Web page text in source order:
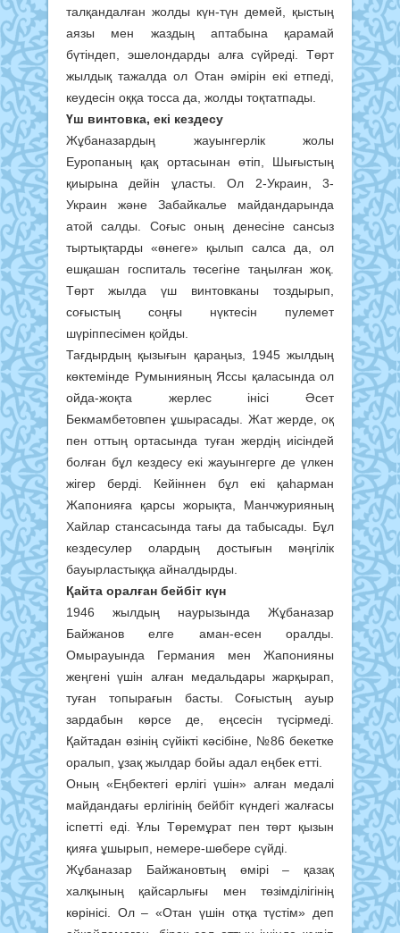
талқандалған жолды күн-түн демей, қыстың
аязы мен жаздың аптабына қарамай
бүтіндеп, эшелондарды алға сүйреді. Төрт
жылдық тажалда ол Отан әмірін екі етпеді,
кеудесін оққа тосса да, жолды тоқтатпады.
Үш винтовка, екі кездесу
Жұбаназардың жауынгерлік жолы
Еуропаның қақ ортасынан өтіп, Шығыстың
қиырына дейін ұласты. Ол 2-Украин, 3-
Украин және Забайкалье майдандарында
атой салды. Соғыс оның денесіне сансыз
тыртықтарды «өнеге» қылып салса да, ол
ешқашан госпиталь төсегіне таңылған жоқ.
Төрт жылда үш винтовканы тоздырып,
соғыстың соңғы нүктесін пулемет
шүріппесімен қойды.
Тағдырдың қызығын қараңыз, 1945 жылдың
көктемінде Румынияның Яссы қаласында ол
ойда-жоқта жерлес інісі Әсет
Бекмамбетовпен ұшырасады. Жат жерде, оқ
пен оттың ортасында туған жердің иісіндей
болған бұл кездесу екі жауынгерге де үлкен
жігер берді. Кейіннен бұл екі қаһарман
Жапонияға қарсы жорықта, Манчжурияның
Хайлар стансасында тағы да табысады. Бұл
кездесулер олардың достығын мәңгілік
бауырластыққа айналдырды.
Қайта оралған бейбіт күн
1946 жылдың наурызында Жұбаназар
Байжанов елге аман-есен оралды.
Омырауында Германия мен Жапонияны
жеңгені үшін алған медальдары жарқырап,
туған топырағын басты. Соғыстың ауыр
зардабын көрсе де, еңсесін түсірмеді.
Қайтадан өзінің сүйікті кәсібіне, №86 бекетке
оралып, ұзақ жылдар бойы адал еңбек етті.
Оның «Еңбектегі ерлігі үшін» алған медалі
майдандағы ерлігінің бейбіт күндегі жалғасы
іспетті еді. Ұлы Төремұрат пен төрт қызын
қияға ұшырып, немере-шөбере сүйді.
Жұбаназар Байжановтың өмірі – қазақ
халқының қайсарлығы мен төзімділігінің
көрінісі. Ол – «Отан үшін отқа түстім» деп